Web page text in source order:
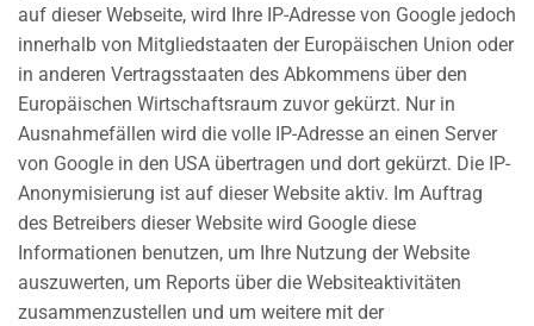
auf dieser Webseite, wird Ihre IP-Adresse von Google jedoch
innerhalb von Mitgliedstaaten der Europäischen Union oder
in anderen Vertragsstaaten des Abkommens über den
Europäischen Wirtschaftsraum zuvor gekürzt. Nur in
Ausnahmefällen wird die volle IP-Adresse an einen Server
von Google in den USA übertragen und dort gekürzt. Die IP-
Anonymisierung ist auf dieser Website aktiv. Im Auftrag
des Betreibers dieser Website wird Google diese
Informationen benutzen, um Ihre Nutzung der Website
auszuwerten, um Reports über die Websiteaktivitäten
zusammenzustellen und um weitere mit der